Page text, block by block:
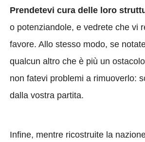
Prendetevi cura delle loro
o potenziandole, e vedrete che vi
favore. Allo stesso modo, se
qualcun altro che è più un
non fatevi problemi a rimuoverlo:
dalla vostra partita.
Infine, mentre ricostruite la